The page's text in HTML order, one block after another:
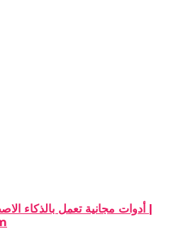
أدوات مجانية تعمل بالذكاء